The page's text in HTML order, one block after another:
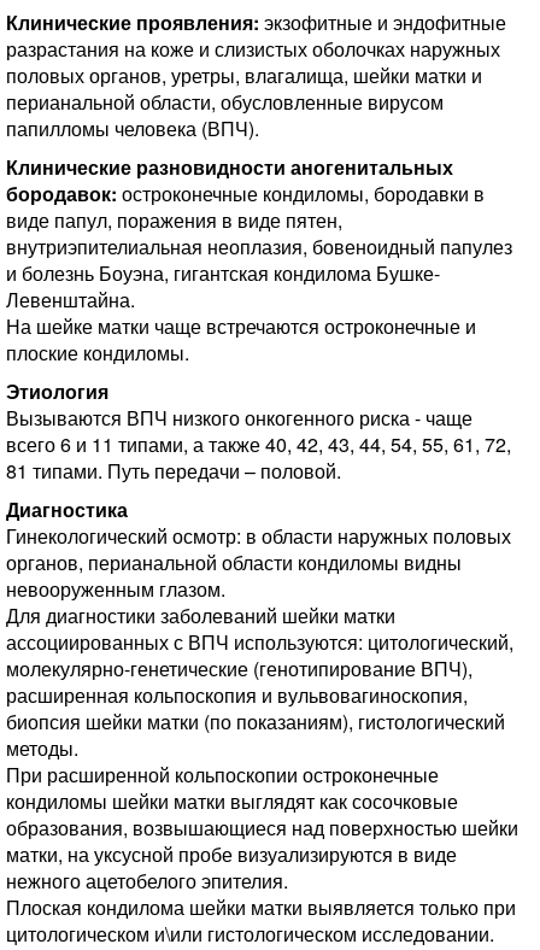
Клинические проявления: экзофитные и эндофитные
разрастания на коже и слизистых оболочках наружных
половых органов, уретры, влагалища, шейки матки и
перианальной области, обусловленные вирусом
папилломы человека (ВПЧ).
Клинические разновидности аногенитальных
бородавок: остроконечные кондиломы, бородавки в
виде папул, поражения в виде пятен,
внутриэпителиальная неоплазия, бовеноидный папулез
и болезнь Боуэна, гигантская кондилома Бушке-
Левенштайна.
На шейке матки чаще встречаются остроконечные и
плоские кондиломы.
Этиология
Вызываются ВПЧ низкого онкогенного риска - чаще
всего 6 и 11 типами, а также 40, 42, 43, 44, 54, 55, 61, 72,
81 типами. Путь передачи – половой.
Диагностика
Гинекологический осмотр: в области наружных половых
органов, перианальной области кондиломы видны
невооруженным глазом.
Для диагностики заболеваний шейки матки
ассоциированных с ВПЧ используются: цитологический,
молекулярно-генетические (генотипирование ВПЧ),
расширенная кольпоскопия и вульвовагиноскопия,
биопсия шейки матки (по показаниям), гистологический
методы.
При расширенной кольпоскопии остроконечные
кондиломы шейки матки выглядят как сосочковые
образования, возвышающиеся над поверхностью шейки
матки, на уксусной пробе визуализируются в виде
нежного ацетобелого эпителия.
Плоская кондилома шейки матки выявляется только при
цитологическом и\или гистологическом исследовании.